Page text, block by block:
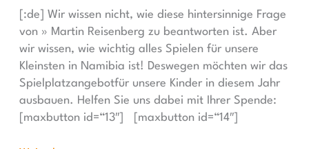
[:de] Wir wissen nicht, wie diese hintersinnige Frage
von » Martin Reisenberg zu beantworten ist. Aber
wir wissen, wie wichtig alles Spielen für unsere
Kleinsten in Namibia ist! Deswegen möchten wir das
Spielplatzangebotfür unsere Kinder in diesem Jahr
ausbauen. Helfen Sie uns dabei mit Ihrer Spende:
[maxbutton id=“13″] [maxbutton id=“14″]